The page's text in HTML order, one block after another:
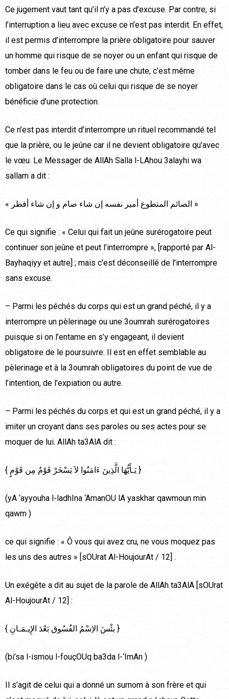
Ce jugement vaut tant qu’il n’y a pas d’excuse. Par contre, si
l’interruption a lieu avec excuse ce n’est pas interdit. En effet,
il est permis d’interrompre la prière obligatoire pour sauver
un homme qui risque de se noyer ou un enfant qui risque de
tomber dans le feu ou de faire une chute, c’est même
obligatoire dans le cas où celui qui risque de se noyer
bénéficie d’une protection.
Ce n’est pas interdit d’interrompre un rituel recommandé tel
que la prière, ou le jeûne car il ne devient obligatoire qu’avec
le vœu. Le Messager de AllAh Salla l-LAhou 3alayhi wa
sallam a dit :
« الصائم المتطوع أمير نفسه إن شاء صام و إن شاء أفطر »
Ce qui signifie : « Celui qui fait un jeûne surérogatoire peut
continuer son jeûne et peut l’interrompre », [rapporté par Al-
Bayhaqiyy et autre] ; mais c’est déconseillé de l’interrompre
sans excuse.
– Parmi les péchés du corps qui est un grand péché, il y a
interrompre un pèlerinage ou une 3oumrah surérogatoires
puisque si on l’entame en s’y engageant, il devient
obligatoire de le poursuivre. Il est en effet semblable au
pèlerinage et à la 3oumrah obligatoires du point de vue de
l’intention, de l’expiation ou autre.
– Parmi les péchés du corps et qui est un grand péché, il y a
imiter un croyant dans ses paroles ou ses actes pour se
moquer de lui. AllAh ta3AlA dit :
{ يَـأَيُّهَا الَّذِينَ ءَامَنُوا لاَ يَسْخَرْ قَوْمٌ مِن قَوْمٍ }
(yA ‘ayyouha l-ladhIna ‘AmanOU lA yaskhar qawmoun min
qawm )
ce qui signifie : « Ô vous qui avez cru, ne vous moquez pas
les uns des autres » [sOUrat Al-HoujourAt / 12] .
Un exégète a dit au sujet de la parole de AllAh ta3AlA [sOUrat
Al-HoujourAt / 12] :
{ بئْسَ الاِسْمُ الفُسُوق بَعْدَ الإِيـمَـانِ }
(bi’sa l-ismou l-fouçOUq ba3da l-‘ImAn )
Il s’agit de celui qui a donné un surnom à son frère et qui